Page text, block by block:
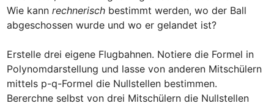
Wie kann rechnerisch bestimmt werden, wo der Ball
abgeschossen wurde und wo er gelandet ist?
Erstelle drei eigene Flugbahnen. Notiere die Formel in
Polynomdarstellung und lasse von anderen Mitschülern
mittels p-q-Formel die Nullstellen bestimmen.
Bererchne selbst von drei Mitschülern die Nullstellen